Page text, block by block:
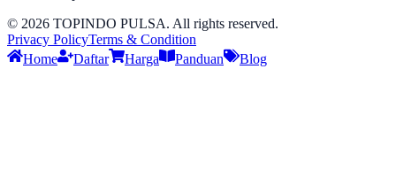
© 2026 TOPINDO PULSA. All rights reserved.
Privacy PolicyTerms & Condition
Home
Daftar Harga Panduan Blog